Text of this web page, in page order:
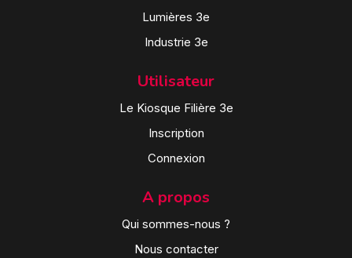
Lumières 3e
Industrie 3e
Utilisateur
Le Kiosque Filière 3e
Inscription
Connexion
A propos
Qui sommes-nous ?
Nous contacter